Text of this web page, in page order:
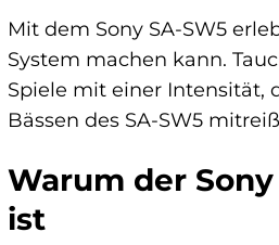
Mit dem Sony SA-SW5
System machen kann.
Spiele mit einer Intensität,
Bässen des SA-SW5
Warum der
ist